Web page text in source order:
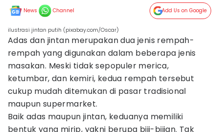
News Channel Add Us on Google
ilustrasi jintan putih (pixabay.com/Oscar)
Adas dan jintan merupakan dua jenis rempah-
rempah yang digunakan dalam beberapa jenis
masakan. Meski tidak sepopuler merica,
ketumbar, dan kemiri, kedua rempah tersebut
cukup mudah ditemukan di pasar tradisional
maupun supermarket.
Baik adas maupun jintan, keduanya memiliki
bentuk yang mirip, yakni berupa biji-bijian. Tak